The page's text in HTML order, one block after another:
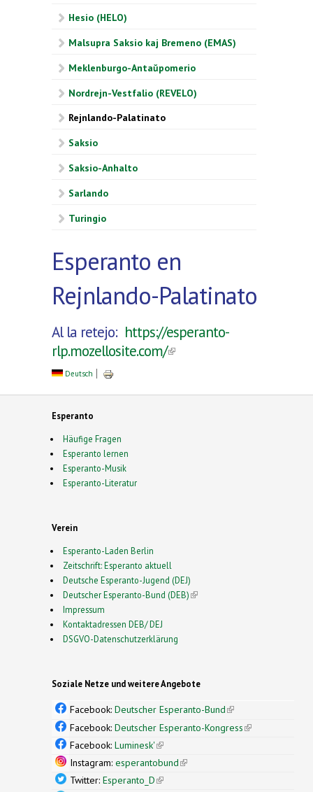
Hesio (HELO)
Malsupra Saksio kaj Bremeno (EMAS)
Meklenburgo-Antaŭpomerio
Nordrejn-Vestfalio (REVELO)
Rejnlando-Palatinato
Saksio
Saksio-Anhalto
Sarlando
Turingio
Esperanto en
Rejnlando-Palatinato
Al la retejo: https://esperanto-
rlp.mozellosite.com/(link is external)
Deutsch
Esperanto
Häufige Fragen
Esperanto lernen
Esperanto-Musik
Esperanto-Literatur
Verein
Esperanto-Laden Berlin
Zeitschrift: Esperanto aktuell
Deutsche Esperanto-Jugend (DEJ)
Deutscher Esperanto-Bund (DEB)(link is external)
Impressum
Kontaktadressen DEB/ DEJ
DSGVO-Datenschutzerklärung
Soziale Netze und weitere Angebote
Facebook: Deutscher Esperanto-Bund(link is
external)
Facebook: Deutscher Esperanto-Kongress(link is
Facebook: Luminesk'(link is external)
Instagram: esperantobund(link is external)
Twitter: Esperanto_D(link is external)